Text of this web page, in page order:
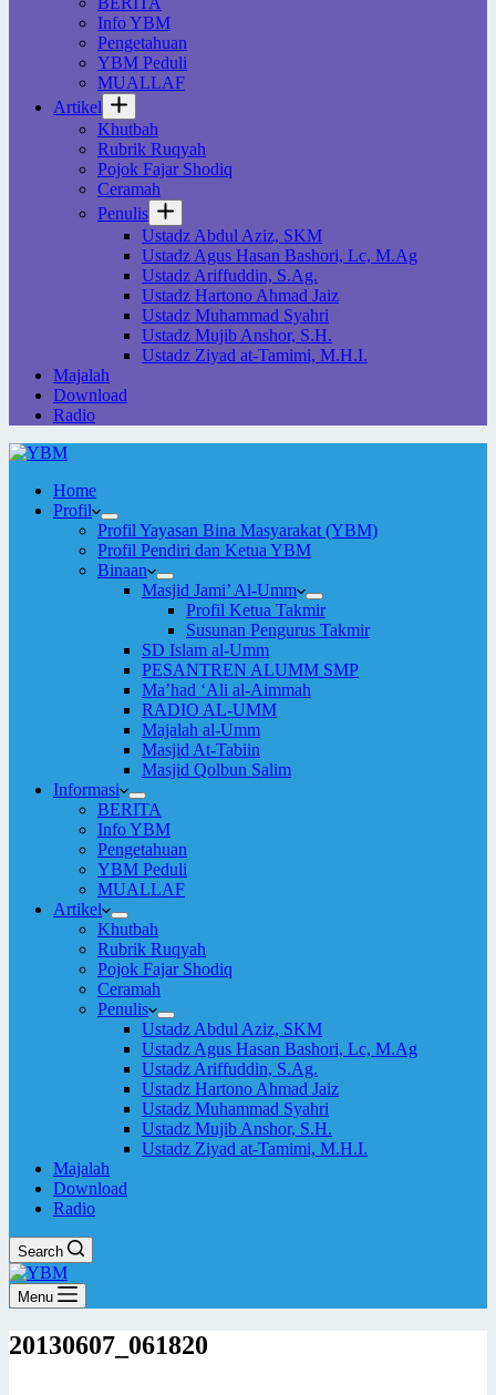
Info YBM
Pengetahuan
YBM Peduli
MUALLAF
Artikel
Khutbah
Rubrik Ruqyah
Pojok Fajar Shodiq
Ceramah
Penulis
Ustadz Abdul Aziz, SKM
Ustadz Agus Hasan Bashori, Lc, M.Ag
Ustadz Ariffuddin, S.Ag.
Ustadz Hartono Ahmad Jaiz
Ustadz Muhammad Syahri
Ustadz Mujib Anshor, S.H.
Ustadz Ziyad at-Tamimi, M.H.I.
Majalah
Download
Radio
Home
Profil
Profil Yayasan Bina Masyarakat (YBM)
Profil Pendiri dan Ketua YBM
Binaan
Masjid Jami’ Al-Umm
Profil Ketua Takmir
Susunan Pengurus Takmir
SD Islam al-Umm
PESANTREN ALUMM SMP
Ma’had ‘Ali al-Aimmah
RADIO AL-UMM
Majalah al-Umm
Masjid At-Tabiin
Masjid Qolbun Salim
Informasi
BERITA
Info YBM
Pengetahuan
YBM Peduli
MUALLAF
Artikel
Khutbah
Rubrik Ruqyah
Pojok Fajar Shodiq
Ceramah
Penulis
Ustadz Abdul Aziz, SKM
Ustadz Agus Hasan Bashori, Lc, M.Ag
Ustadz Ariffuddin, S.Ag.
Ustadz Hartono Ahmad Jaiz
Ustadz Muhammad Syahri
Ustadz Mujib Anshor, S.H.
Ustadz Ziyad at-Tamimi, M.H.I.
Majalah
Download
Radio
Search
Menu
20130607_061820